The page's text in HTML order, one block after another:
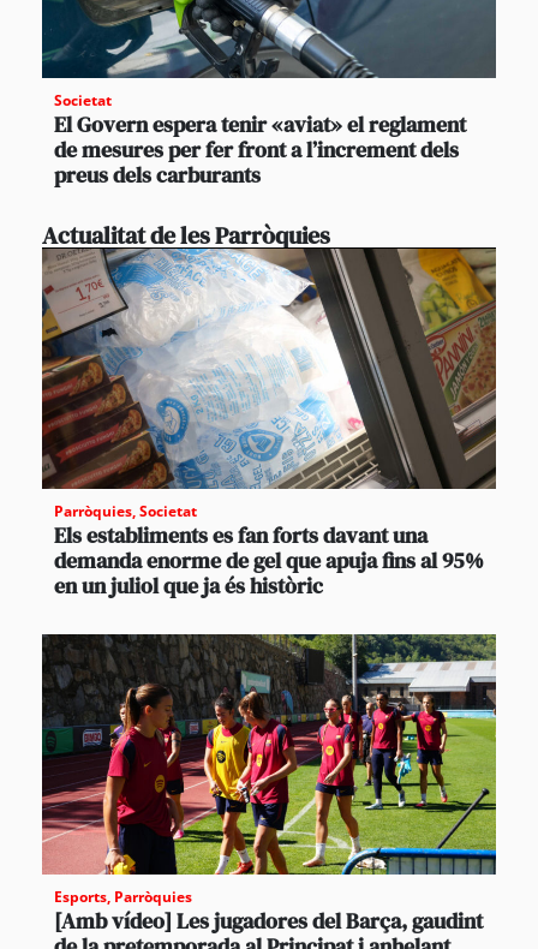
Societat
El Govern espera tenir «aviat» el reglament
de mesures per fer front a l’increment dels
preus dels carburants
Actualitat de les Parròquies
Parròquies,Societat
Els establiments es fan forts davant una
demanda enorme de gel que apuja fins al 95%
en un juliol que ja és històric
Esports, Parròquies
[Amb vídeo] Les jugadores del Barça, gaudint